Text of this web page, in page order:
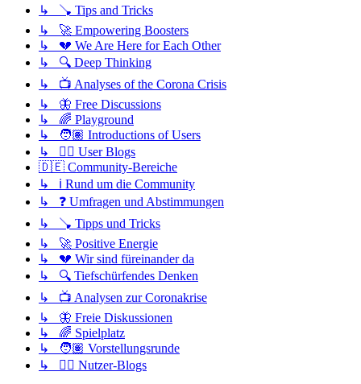
↳ 🪠 Tips and Tricks
↳ 🚀 Empowering Boosters
↳ 💔 We Are Here for Each Other
↳ 🔍 Deep Thinking
↳ 📺 Analyses of the Corona Crisis
↳ 🦋 Free Discussions
↳ 🌈 Playground
↳ 🧑🏽 Introductions of Users
↳ ✍🏽 User Blogs
🇩🇪 Community-Bereiche
↳ ℹ️ Rund um die Community
↳ ❓ Umfragen und Abstimmungen
↳ 🪠 Tipps und Tricks
↳ 🚀 Positive Energie
↳ 💔 Wir sind füreinander da
↳ 🔍 Tiefschürfendes Denken
↳ 📺 Analysen zur Coronakrise
↳ 🦋 Freie Diskussionen
↳ 🌈 Spielplatz
↳ 🧑🏽 Vorstellungsrunde
↳ ✍🏽 Nutzer-Blogs